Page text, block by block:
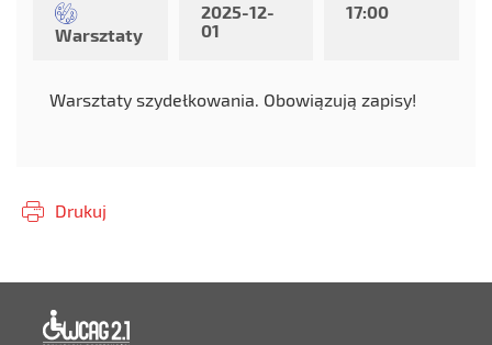
Warsztaty
2025-12-
01
17:00
Warsztaty szydełkowania. Obowiązują zapisy!
Drukuj